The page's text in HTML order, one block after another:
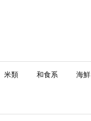
米類 和食系 海鮮